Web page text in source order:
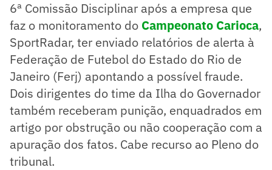
6ª Comissão Disciplinar após a empresa que
faz o monitoramento do Campeonato Carioca,
SportRadar, ter enviado relatórios de alerta à
Federação de Futebol do Estado do Rio de
Janeiro (Ferj) apontando a possível fraude.
Dois dirigentes do time da Ilha do Governador
também receberam punição, enquadrados em
artigo por obstrução ou não cooperação com a
apuração dos fatos. Cabe recurso ao Pleno do
tribunal.